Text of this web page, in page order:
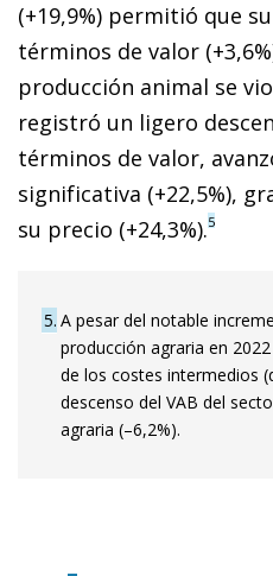
(+19,9%) permitió que
términos de valor
producción animal se
registró un ligero
términos de valor,
significativa (+22,5%),
su precio (+24,3%).5
5 A pesar del notable
producción agraria en
de los costes intermedios
descenso del VAB del
agraria (–6,2%).